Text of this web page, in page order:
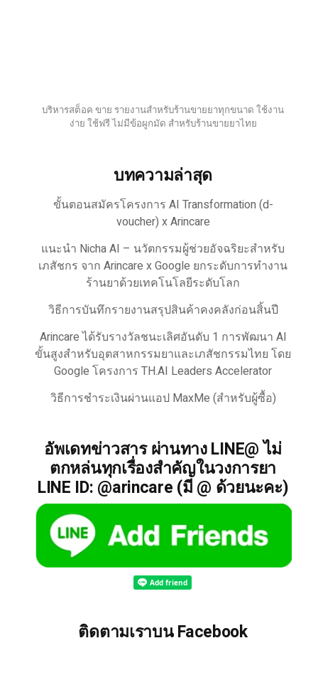
บริหารสต็อค ขาย รายงานสำหรับร้านขายยาทุกขนาด ใช้งาน
ง่าย ใช้ฟรี ไม่มีข้อผูกมัด สำหรับร้านขายยาไทย
บทความล่าสุด
ขั้นตอนสมัครโครงการ AI Transformation (d-
voucher) x Arincare
แนะนำ Nicha AI – นวัตกรรมผู้ช่วยอัจฉริยะสำหรับ
เภสัชกร จาก Arincare x Google ยกระดับการทำงาน
ร้านยาด้วยเทคโนโลยีระดับโลก
วิธีการบันทึกรายงานสรุปสินค้าคงคลังก่อนสิ้นปี
Arincare ได้รับรางวัลชนะเลิศอันดับ 1 การพัฒนา AI
ขั้นสูงสำหรับอุตสาหกรรมยาและเภสัชกรรมไทย โดย
Google โครงการ TH.AI Leaders Accelerator
วิธีการชำระเงินผ่านแอป MaxMe (สำหรับผู้ซื้อ)
อัพเดทข่าวสาร ผ่านทาง LINE@ ไม่
ตกหล่นทุกเรื่องสำคัญในวงการยา
LINE ID: @arincare (มี @ ด้วยนะคะ)
ติดตามเราบน Facebook